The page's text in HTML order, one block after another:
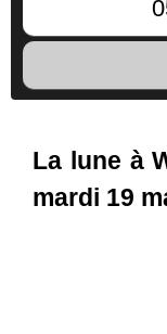
La lune à
mardi 19